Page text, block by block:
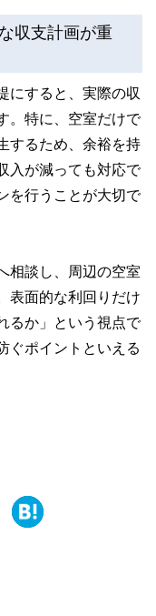
収支計画が重
にすると、実際の収
。特に、空室だけで
するため、余裕を持
入が減っても対応で
を行うことが大切で
相談し、周辺の空室
表面的な利回りだけ
るか」という視点で
ぐポイントといえる